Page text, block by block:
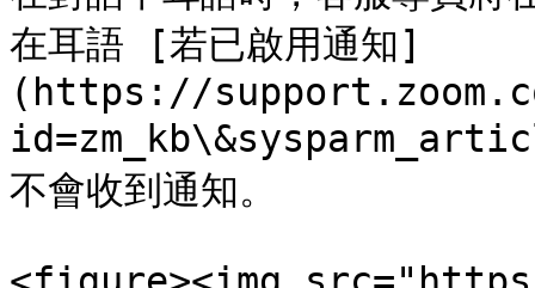
在耳語 [若已啟用通知]
(https://
不會收到通知。